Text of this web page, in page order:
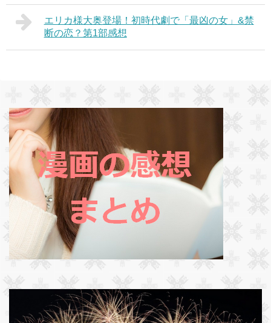
エリカ様大奥登場！初時代劇で「最凶の女」&禁
断の恋？第1部感想